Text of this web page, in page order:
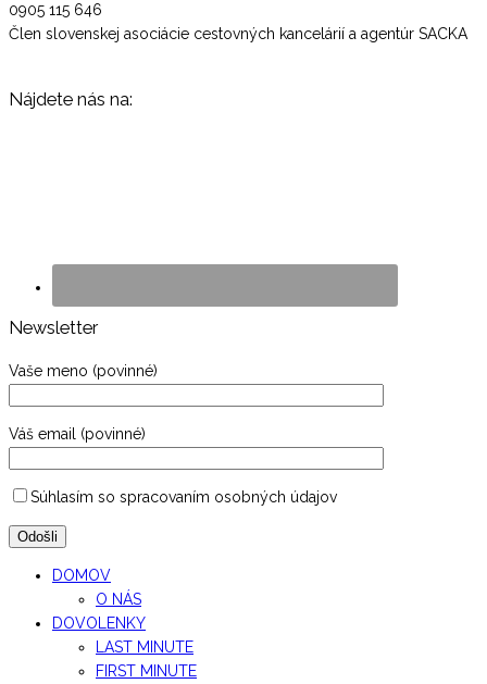
0905 115 646
Člen slovenskej asociácie cestovných kancelárií a agentúr SACKA
Nájdete nás na:
Newsletter
Vaše meno (povinné)
Váš email (povinné)
Súhlasím so spracovaním osobných údajov
DOMOV
O NÁS
DOVOLENKY
LAST MINUTE
FIRST MINUTE